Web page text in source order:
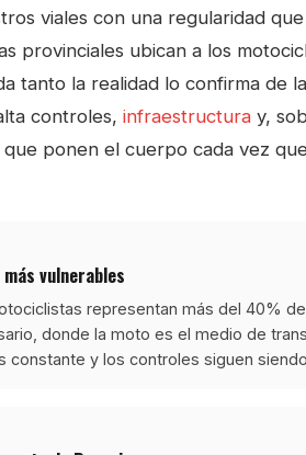
viales con una regularidad
provinciales ubican a los
tanto la realidad lo confirma de
controles, infraestructura y,
ponen el cuerpo cada vez
vulnerables
representan más del 40%
donde la moto es el medio de
constante y los controles siguen